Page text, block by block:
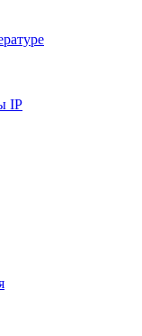
IP